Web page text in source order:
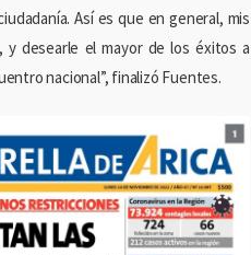
Así es que en general, mis
desearle el mayor de los éxitos a
nacional”, finalizó Fuentes.